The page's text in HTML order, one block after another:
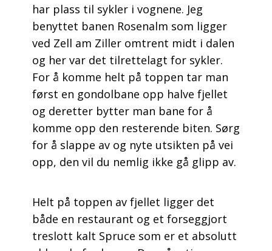
har plass til sykler i vognene. Jeg
benyttet banen Rosenalm som ligger
ved Zell am Ziller omtrent midt i dalen
og her var det tilrettelagt for sykler.
For å komme helt på toppen tar man
først en gondolbane opp halve fjellet
og deretter bytter man bane for å
komme opp den resterende biten. Sørg
for å slappe av og nyte utsikten på vei
opp, den vil du nemlig ikke gå glipp av.
Helt på toppen av fjellet ligger det
både en restaurant og et forseggjort
treslott kalt Spruce som er et absolutt